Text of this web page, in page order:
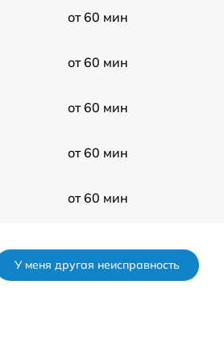
от 60 мин
от 60 мин
от 60 мин
от 60 мин
от 60 мин
У меня другая неисправность